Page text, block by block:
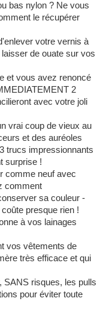
bas nylon ? Ne vous
le récupérer
votre vernis à
de ouate sur vos
et vous avez renoncé
2
avec votre joli
vrai coup de vieux au
et des auréoles
trucs impressionnants
surprise !
comme neuf avec
comment
sa couleur -
presque rien !
à vos lainages
vos vêtements de
très efficace et qui
SANS risques, les pulls
pour éviter toute